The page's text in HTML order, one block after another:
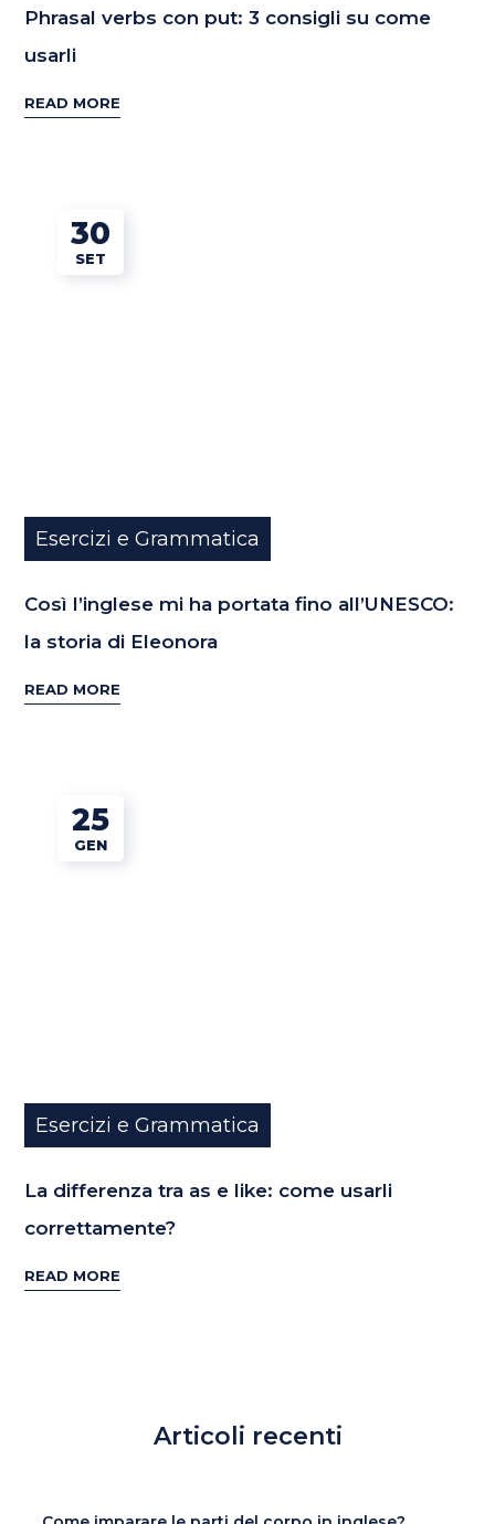
Phrasal verbs con put: 3 consigli su come
usarli
READ MORE
30
SET
Esercizi e Grammatica
Così l’inglese mi ha portata fino all’UNESCO:
la storia di Eleonora
READ MORE
25
GEN
Esercizi e Grammatica
La differenza tra as e like: come usarli
correttamente?
READ MORE
Articoli recenti